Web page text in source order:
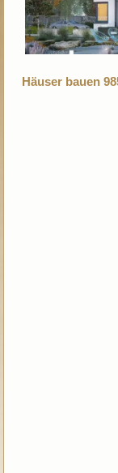
Häuser bauen